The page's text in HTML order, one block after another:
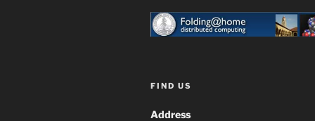
FIND US
Address